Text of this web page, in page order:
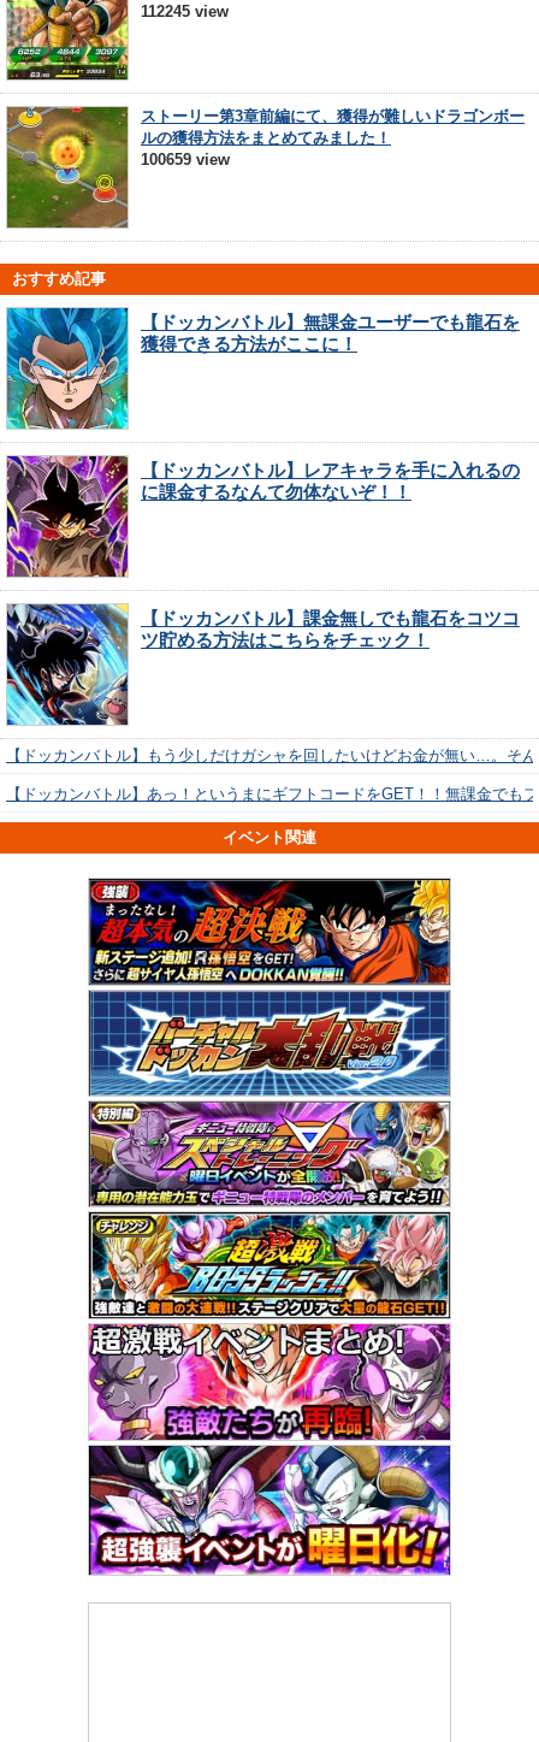
112245 view
ストーリー第3章前編にて、獲得が難しいドラゴンボー
ルの獲得方法をまとめてみました！
100659 view
おすすめ記事
【ドッカンバトル】無課金ユーザーでも龍石を
獲得できる方法がここに！
【ドッカンバトル】レアキャラを手に入れるの
に課金するなんて勿体ないぞ！！
【ドッカンバトル】課金無しでも龍石をコツコ
ツ貯める方法はこちらをチェック！
【ドッカンバトル】もう少しだけガシャを回したいけどお金が無い…。そ
【ドッカンバトル】あっ！というまにギフトコードをGET！！無課金でも
イベント関連